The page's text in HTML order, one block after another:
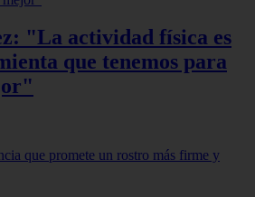
"La actividad física es
que tenemos para